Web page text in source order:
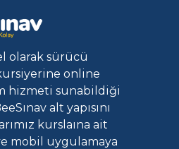
olarak sürücü
online
hizmeti sunabildiği
alt yapısını
kurslaına ait
mobil uygulamaya